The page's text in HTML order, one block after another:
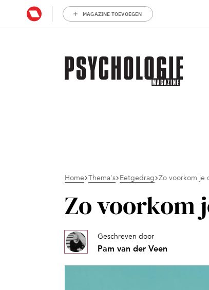
MAGAZINE TOEVOEGEN
Home Thema's Eetgedrag Zo voorkom je
Zo voorkom
Geschreven door
Pam van der Veen